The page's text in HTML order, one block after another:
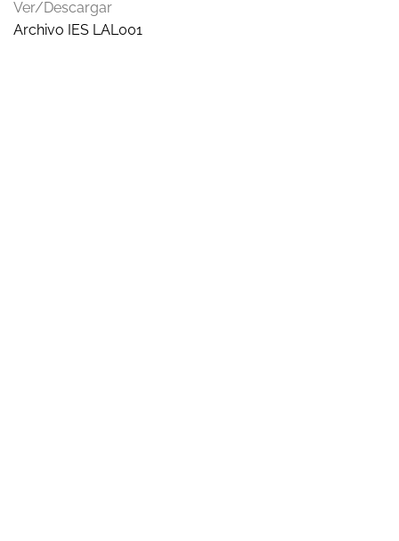
Ver/Descargar
Archivo IES LAL001